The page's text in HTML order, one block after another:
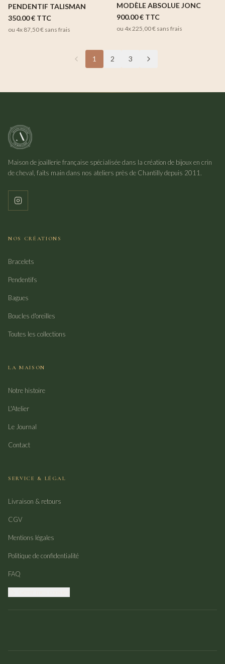
PENDENTIF TALISMAN
350.00 € TTC
ou 4x 87,50 € sans frais
MODÈLE ABSOLUE JONC
900.00 € TTC
ou 4x 225,00 € sans frais
1 2 3
Maison de joaillerie française spécialisée dans la création de bijoux en crin
de cheval, faits main dans nos ateliers près de Chantilly depuis 2011.
NOS CRÉATIONS
Bracelets
Pendentifs
Bagues
Boucles d'oreilles
Toutes les collections
LA MAISON
Notre histoire
L'Atelier
Le Journal
Contact
SERVICE & LÉGAL
Livraison & retours
CGV
Mentions légales
Politique de confidentialité
FAQ